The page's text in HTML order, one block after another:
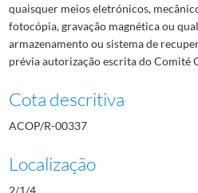
quaisquer meios eletrónicos,
fotocópia, gravação magnética ou
armazenamento ou sistema de
prévia autorização escrita do Comité
Cota descritiva
ACOP/R-00337
Localização
2/1/4